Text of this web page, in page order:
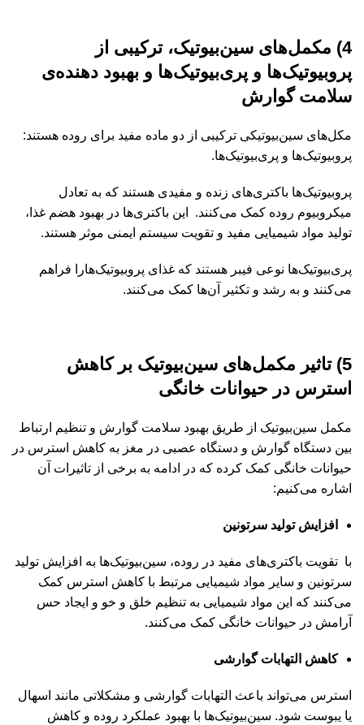
4) مکمل‌های سین‌بیوتیک، ترکیبی از
پروبیوتیک‌ها و پری‌بیوتیک‌ها و بهبود دهنده‌ی
سلامت گوارش
مکل‌های سین‌بیوتیکی ترکیبی از دو ماده مفید برای روده هستند:
پروبیوتیک‌ها و پری‌بیوتیک‌ها.
پروبیوتیک‌ها باکتری‌های زنده و مفیدی هستند که به تعادل
میکروبیوم روده کمک می‌کنند. این باکتری‌ها در بهبود هضم غذا،
تولید مواد شیمیایی مفید و تقویت سیستم ایمنی موثر هستند.
پری‌بیوتیک‌ها نوعی فیبر هستند که غذای پروبیوتیک‌هارا فراهم
می‌کنند و به رشد و تکثیر آن‌ها کمک می‌کنند.
5) تاثیر مکمل‌های سین‌بیوتیک بر کاهش
استرس در حیوانات خانگی
مکمل سین‌بیوتیک از طریق بهبود سلامت گوارش و تنظیم ارتباط
بین دستگاه گوارش و دستگاه عصبی در مغز به کاهش استرس در
حیوانات خانگی کمک کرده که در ادامه به برخی از تاثیرات آن
اشاره می‌کنیم:
افزایش تولید سرتونین
با تقویت باکتری‌های مفید در روده، سین‌بیوتیک‌ها به افزایش تولید
سرتونین و سایر مواد شیمیایی مرتبط با کاهش استرس کمک
می‌کنند که این مواد شیمیایی به تنظیم خلق و خو و ایجاد حس
آرامش در حیوانات خانگی کمک می‌کنند.
کاهش التهابات گوارشی
استرس می‌تواند باعث التهابات گوارشی و مشکلاتی مانند اسهال
یا یبوست شود. سین‌بیوتیک‌ها با بهبود عملکرد روده و کاهش